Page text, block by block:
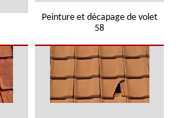
Peinture et décapage de volet
58